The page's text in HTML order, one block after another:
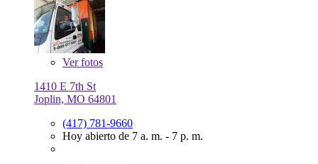
Verfotos
1410 E 7th St
Joplin, MO 64801
(417) 781-9660
Hoy abierto de 7 a. m. - 7 p. m.